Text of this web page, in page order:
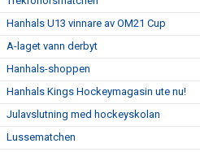
Hanhals U13 vinnare av OM21 Cup
A-laget vann derbyt
Hanhals-shoppen
Hanhals Kings Hockeymagasin ute nu!
Julavslutning med hockeyskolan
Lussematchen